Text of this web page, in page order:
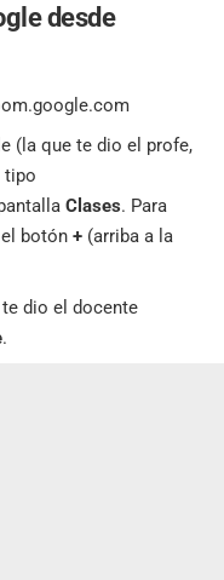
desde
(la que te dio el profe,
tipo
Clases. Para
botón + (arriba a la
dio el docente
.